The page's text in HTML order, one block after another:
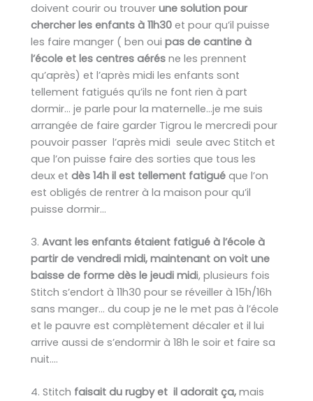
doivent courir ou trouver une solution pour
chercher les enfants à 11h30 et pour qu’il puisse
les faire manger ( ben oui pas de cantine à
l’école et les centres aérés ne les prennent
qu’après) et l’après midi les enfants sont
tellement fatigués qu’ils ne font rien à part
dormir… je parle pour la maternelle…je me suis
arrangée de faire garder Tigrou le mercredi pour
pouvoir passer l’après midi seule avec Stitch et
que l’on puisse faire des sorties que tous les
deux et dès 14h il est tellement fatigué que l’on
est obligés de rentrer à la maison pour qu’il
puisse dormir…
3. Avant les enfants étaient fatigué à l’école à
partir de vendredi midi, maintenant on voit une
baisse de forme dès le jeudi midi, plusieurs fois
Stitch s’endort à 11h30 pour se réveiller à 15h/16h
sans manger… du coup je ne le met pas à l’école
et le pauvre est complètement décaler et il lui
arrive aussi de s’endormir à 18h le soir et faire sa
nuit….
4. Stitch faisait du rugby et il adorait ça, mais